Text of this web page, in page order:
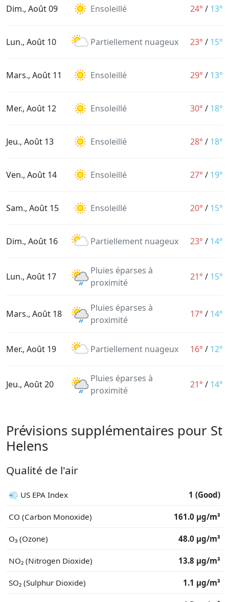
Dim., Août 09 Ensoleillé 24° / 13°
Lun., Août 10 Partiellement nuageux 23° / 15°
Mars., Août 11 Ensoleillé 29° / 13°
Mer., Août 12 Ensoleillé 30° / 18°
Jeu., Août 13 Ensoleillé 28° / 18°
Ven., Août 14 Ensoleillé 27° / 19°
Sam., Août 15 Ensoleillé 20° / 15°
Dim., Août 16 Partiellement nuageux 23° / 14°
Lun., Août 17
Pluies éparses à
proximité
21° / 15°
Mars., Août 18
Pluies éparses à
proximité
17° / 14°
Mer., Août 19 Partiellement nuageux 16° / 12°
Jeu., Août 20
Pluies éparses à
proximité
21° / 14°
Prévisions supplémentaires pour St
Helens
Qualité de l'air
💨 US EPA Index 1 (Good)
CO (Carbon Monoxide) 161.0 μg/m³
O₃ (Ozone) 48.0 μg/m³
NO₂ (Nitrogen Dioxide) 13.8 μg/m³
SO₂ (Sulphur Dioxide) 1.1 μg/m³